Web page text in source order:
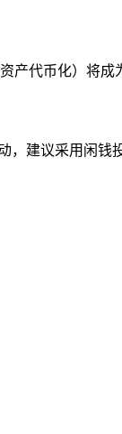
产代币化）将
，建议采用闲钱